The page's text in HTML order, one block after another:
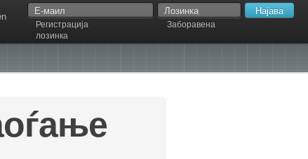
Регистрација
Заборавена
лозинка